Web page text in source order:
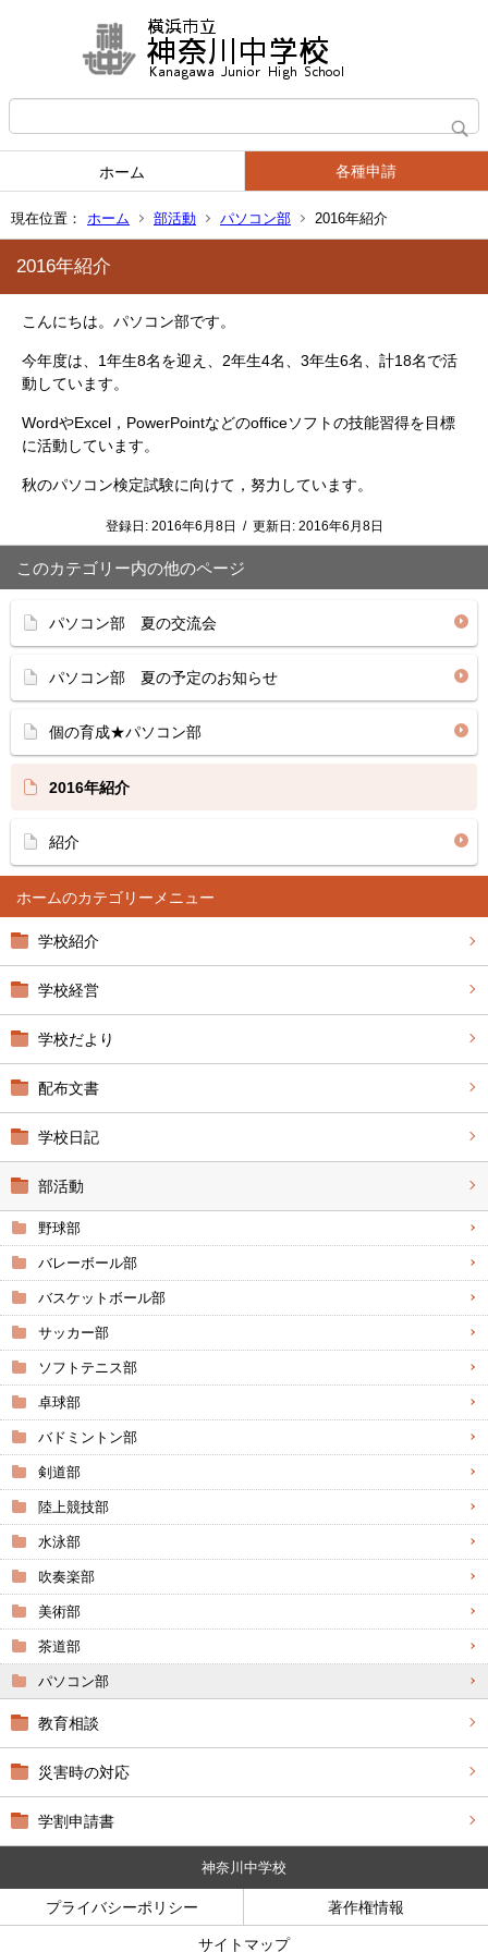
ホーム 各種申請
現在位置： ホーム 部活動 パソコン部 2016年紹介
ホーム
学校紹介
学校経営
学校だより
配布文書
学校日記
部活動
野球部
バレーボール部
バスケットボール部
サッカー部
ソフトテニス部
卓球部
バドミントン部
剣道部
陸上競技部
水泳部
吹奏楽部
美術部
茶道部
パソコン部
教育相談
災害時の対応
学割申請書
2016年紹介
こんにちは。パソコン部です。
今年度は、1年生8名を迎え、2年生4名、3年生6名、計18名で活
動しています。
WordやExcel，PowerPointなどのofficeソフトの技能習得を目標
に活動しています。
秋のパソコン検定試験に向けて，努力しています。
登録日: 2016年6月8日 / 更新日: 2016年6月8日
このカテゴリー内の他のページ
パソコン部 夏の交流会
パソコン部 夏の予定のお知らせ
個の育成★パソコン部
2016年紹介
紹介
神奈川中学校
プライバシーポリシー 著作権情報
サイトマップ